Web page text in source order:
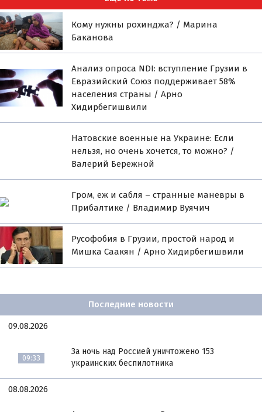
Кому нужны рохинджа? / Марина
Баканова
Анализ опроса NDI: вступление Грузии в
Евразийский Союз поддерживает 58%
населения страны / Арно
Хидирбегишвили
Натовские военные на Украине: Если
нельзя, но очень хочется, то можно? /
Валерий Бережной
Гром, еж и сабля – странные маневры в
Прибалтике / Владимир Вуячич
Русофобия в Грузии, простой народ и
Мишка Саакян / Арно Хидирбегишвили
Последние новости
09.08.2026
09:33
За ночь над Россией уничтожено 153
украинских беспилотника
08.08.2026